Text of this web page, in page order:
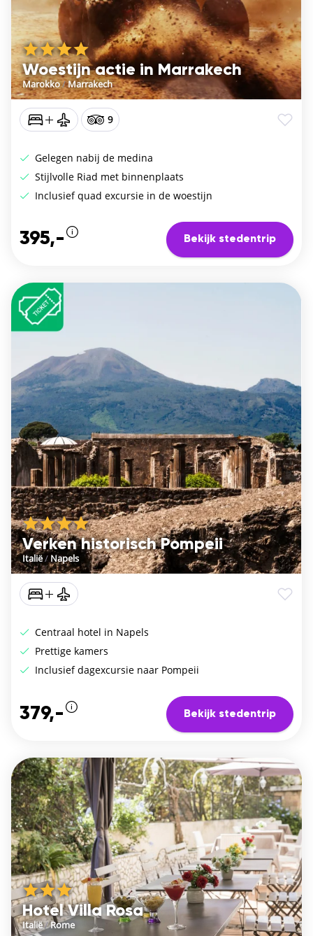
Woestijn actie in Marrakech
Marokko/Marrakech
9
Gelegen nabij de medina
Stijlvolle Riad met binnenplaats
Inclusief quad excursie in de woestijn
395,- Bekijk stedentrip
Verken historisch Pompeii
Italië/ Napels
Centraal hotel in Napels
Prettige kamers
Inclusief dagexcursie naar Pompeii
379,- Bekijk stedentrip
Hotel Villa Rosa
Italië/Rome